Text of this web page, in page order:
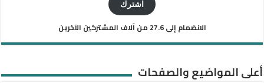
اشترك
الانضمام إلى 27.6 من آلاف المشتركين الآخرين
أعلى المواضيع والصفحات